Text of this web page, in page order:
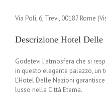
Via Poli, 6, Trevi, 00187 Rome
Descrizione Hotel Delle
Godetevi l’atmosfera che si
in questo elegante palazzo, un
L’Hotel Delle Nazioni
lusso nella Città Eterna.